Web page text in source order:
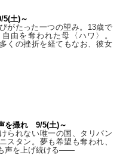
土)～
がたった一つの望み。13歳で
由を奪われた母〈ハワ〉。
くの挫折を経てもなお、彼女
を撮れ 9/5(土)～
られない唯一の国、タリバン
スタン。夢も希望も奪われ、
声を上げ続ける——